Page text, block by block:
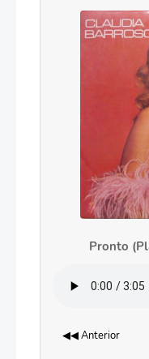
Pronto
◀◀ Anterior